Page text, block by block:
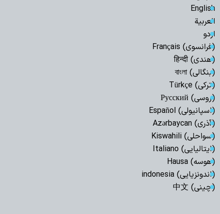
English
العربیة
اردو
(فرانسوی) Français
(هندی) हिन्दी
(بنگالی) বাংলা
(ترکی) Türkçe
(روسی) Русский
(اسپانیولی) Español
(آذری) Azərbaycan
(سواحلی) Kiswahili
(ایتالیایی) Italiano
(هوسه) Hausa
(اندونزیایی) indonesia
(چینی) 中文